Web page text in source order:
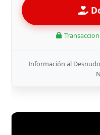
Información al